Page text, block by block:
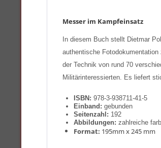
Messer im Kampfeinsatz
In diesem Buch stellt Dietmar
authentische
der Technik von rund 70
Militärinteressierten. Es liefert
ISBN: 978-3-938711-41-5
Einband: gebunden
Seitenzahl: 192
Abbildungen: zahlreiche
Format: 195mm x 245 mm